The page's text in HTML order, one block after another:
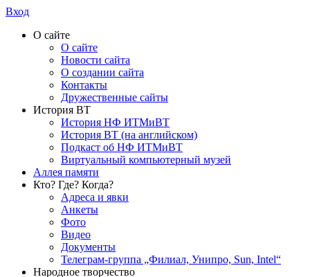
Вход
О сайте
О сайте
Новости сайта
О создании сайта
Контакты
Дружественные сайты
История ВТ
История НФ ИТМиВТ
История ВТ (на английском)
Подкаст об НФ ИТМиВТ
Виртуальный компьютерный музей
Аллея памяти
Кто? Где? Когда?
Адреса и явки
Анкеты
Фото
Видео
Документы
Телеграм-группа „Филиал, Унипро, Sun, Intel“
Народное творчество